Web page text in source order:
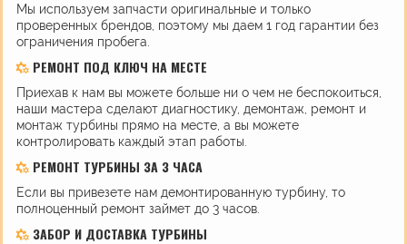
Мы используем запчасти оригинальные и только
проверенных брендов, поэтому мы даем 1 год гарантии без
ограничения пробега.
РЕМОНТ ПОД КЛЮЧ НА МЕСТЕ
Приехав к нам вы можете больше ни о чем не беспокоиться,
наши мастера сделают диагностику, демонтаж, ремонт и
монтаж турбины прямо на месте, а вы можете
контролировать каждый этап работы.
РЕМОНТ ТУРБИНЫ ЗА 3 ЧАСА
Если вы привезете нам демонтированную турбину, то
полноценный ремонт займет до 3 часов.
ЗАБОР И ДОСТАВКА ТУРБИНЫ